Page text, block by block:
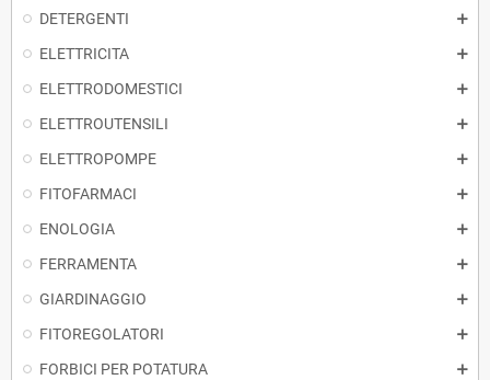
DETERGENTI
ELETTRICITA
ELETTRODOMESTICI
ELETTROUTENSILI
ELETTROPOMPE
FITOFARMACI
ENOLOGIA
FERRAMENTA
GIARDINAGGIO
FITOREGOLATORI
FORBICI PER POTATURA